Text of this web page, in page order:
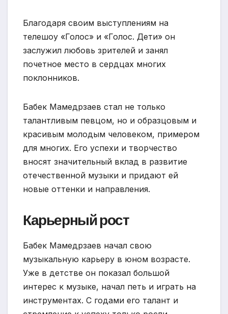
Благодаря своим выступлениям на
телешоу «Голос» и «Голос. Дети» он
заслужил любовь зрителей и занял
почетное место в сердцах многих
поклонников.
Бабек Мамедрзаев стал не только
талантливым певцом, но и образцовым и
красивым молодым человеком, примером
для многих. Его успехи и творчество
вносят значительный вклад в развитие
отечественной музыки и придают ей
новые оттенки и направления.
Карьерный рост
Бабек Мамедрзаев начал свою
музыкальную карьеру в юном возрасте.
Уже в детстве он показал большой
интерес к музыке, начал петь и играть на
инструментах. С годами его талант и